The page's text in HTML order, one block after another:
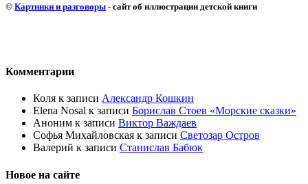
© Картинки и разговоры - сайт об иллюстрации детской книги
Комментарии
Коля к записи Александр Кошкин
Elena Nosal к записи Борислав Стоев «Морские сказки»
Аноним к записи Виктор Важдаев
Софья Михайловская к записи Светозар Остров
Валерий к записи Станислав Бабюк
Новое на сайте